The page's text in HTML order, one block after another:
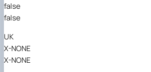
false
false
UK
X-NONE
X-NONE